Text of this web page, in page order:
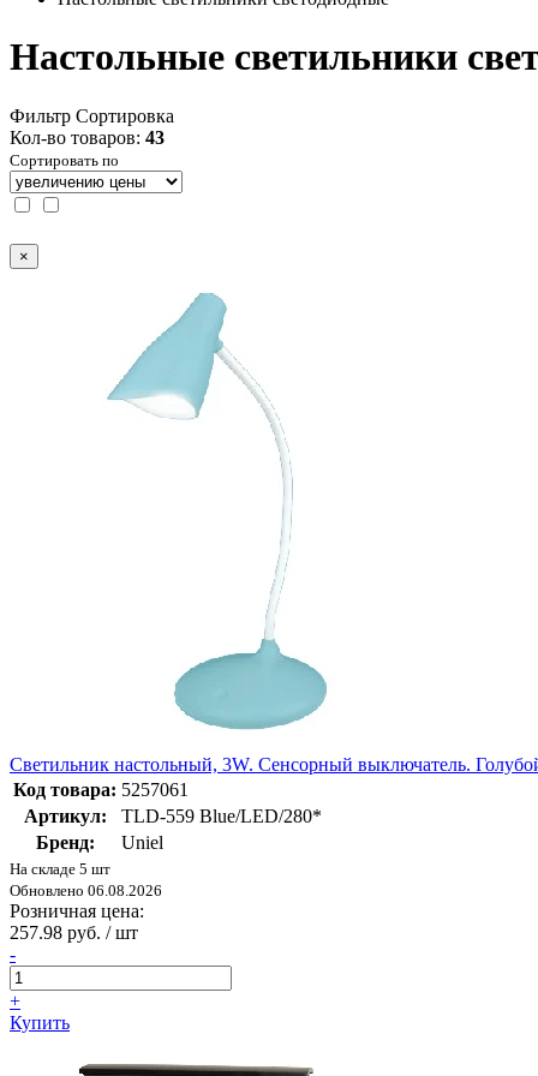
Настольные светильники
Фильтр Сортировка
Кол-во товаров: 43
Сортировать по
×
Светильник настольный, 3W. Сенсорный выключатель.
Код товара: 5257061
Артикул:
TLD-559 Blue/LED/280*
Бренд:
Uniel
На складе 5 шт
Обновлено 06.08.2026
Розничная цена:
257.98 руб. / шт
-
+
Купить